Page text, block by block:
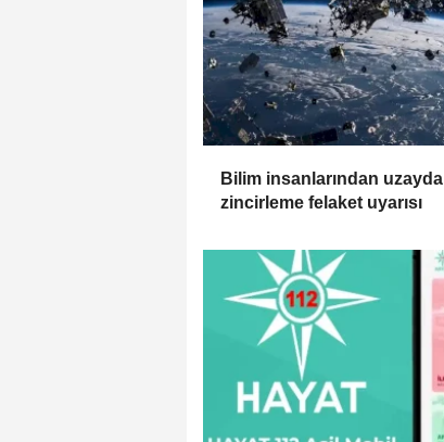
Bilim insanlarından uzayda
zincirleme felaket uyarısı